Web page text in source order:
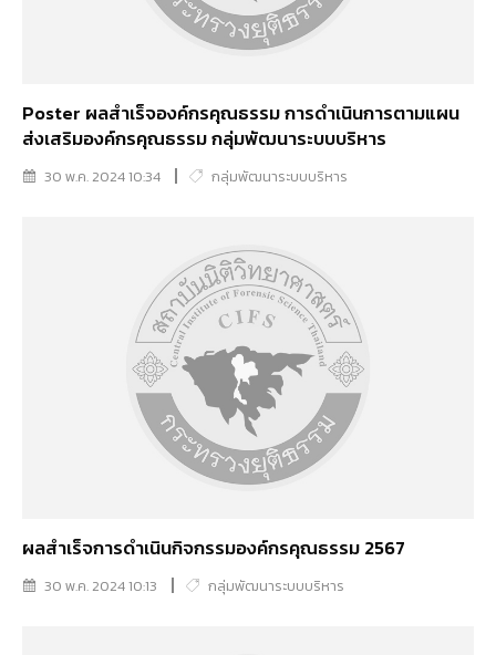
Poster ผลสำเร็จองค์กรคุณธรรม การดำเนินการตามแผน
ส่งเสริมองค์กรคุณธรรม กลุ่มพัฒนาระบบบริหาร
30 พ.ค. 2024 10:34 กลุ่มพัฒนาระบบบริหาร
ผลสำเร็จการดำเนินกิจกรรมองค์กรคุณธรรม 2567
30 พ.ค. 2024 10:13 กลุ่มพัฒนาระบบบริหาร